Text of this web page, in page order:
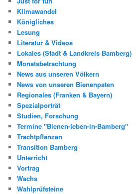
Klimawandel
Königliches
Lesung
Literatur & Videos
Lokales (Stadt & Landkreis Bamberg)
Monatsbetrachtung
News aus unseren Völkern
News von unseren Bienenpaten
Regionales (Franken & Bayern)
Spezialporträt
Studien, Forschung
Termine "Bienen-leben-in-Bamberg"
Trachtpflanzen
Transition Bamberg
Unterricht
Vortrag
Wachs
Wahlprüfsteine